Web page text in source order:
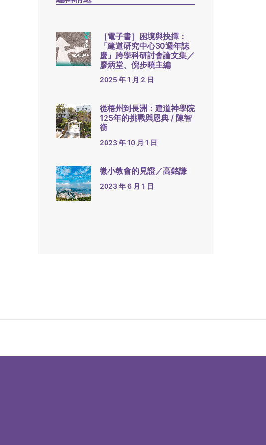
［電子書］困境與抉擇：
「建道研究中心30週年誌
慶」跨學科研討會論文集／
廖炳堂、倪步曉主編
2025 年 1 月 2 日
從梧州到長洲：建道神學院
125年的挑戰與恩典 / 陳智
衡
2023 年 10 月 1 日
微小教會的見證／高銘謙
2023 年 6 月 1 日